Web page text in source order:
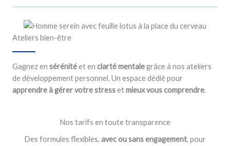
Ateliers bien-être
Gagnez en sérénitéet en clarté mentalegrâce à nos ateliers
de développement personnel. Un espace dédié pour
apprendre à gérer votre stressetmieux vous comprendre.
Nos tarifs en toute transparence
Des formules flexibles, avec ou sans engagement, pour